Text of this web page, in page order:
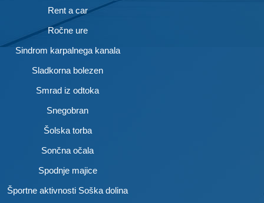
Rent a car
Ročne ure
Sindrom karpalnega kanala
Sladkorna bolezen
Smrad iz odtoka
Snegobran
Šolska torba
Sončna očala
Spodnje majice
Športne aktivnosti Soška dolina